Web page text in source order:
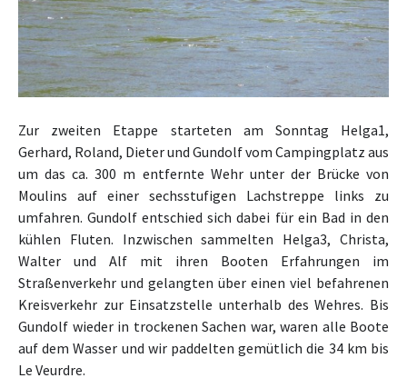
Zur zweiten Etappe starteten am Sonntag Helga1,
Gerhard, Roland, Dieter und Gundolf vom Campingplatz aus
um das ca. 300 m entfernte Wehr unter der Brücke von
Moulins auf einer sechsstufigen Lachstreppe links zu
umfahren. Gundolf entschied sich dabei für ein Bad in den
kühlen Fluten. Inzwischen sammelten Helga3, Christa,
Walter und Alf mit ihren Booten Erfahrungen im
Straßenverkehr und gelangten über einen viel befahrenen
Kreisverkehr zur Einsatzstelle unterhalb des Wehres. Bis
Gundolf wieder in trockenen Sachen war, waren alle Boote
auf dem Wasser und wir paddelten gemütlich die 34 km bis
Le Veurdre.